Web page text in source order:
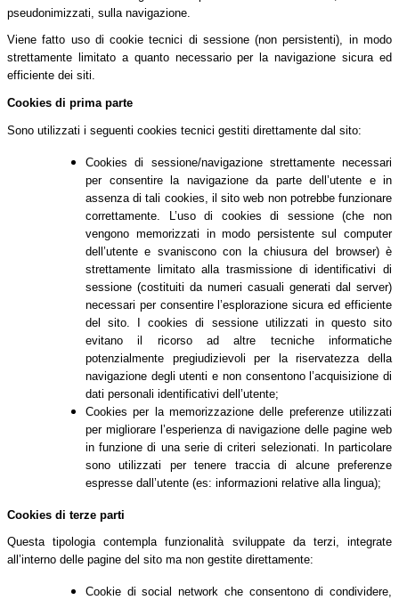
pseudonimizzati, sulla navigazione.
Viene fatto uso di cookie tecnici di sessione (non persistenti), in modo
strettamente limitato a quanto necessario per la navigazione sicura ed
efficiente dei siti.
Cookies di prima parte
Sono utilizzati i seguenti cookies tecnici gestiti direttamente dal sito:
Cookies di sessione/navigazione strettamente necessari
per consentire la navigazione da parte dell’utente e in
assenza di tali cookies, il sito web non potrebbe funzionare
correttamente. L’uso di cookies di sessione (che non
vengono memorizzati in modo persistente sul computer
dell’utente e svaniscono con la chiusura del browser) è
strettamente limitato alla trasmissione di identificativi di
sessione (costituiti da numeri casuali generati dal server)
necessari per consentire l’esplorazione sicura ed efficiente
del sito. I cookies di sessione utilizzati in questo sito
evitano il ricorso ad altre tecniche informatiche
potenzialmente pregiudizievoli per la riservatezza della
navigazione degli utenti e non consentono l’acquisizione di
dati personali identificativi dell’utente;
Cookies per la memorizzazione delle preferenze utilizzati
per migliorare l’esperienza di navigazione delle pagine web
in funzione di una serie di criteri selezionati. In particolare
sono utilizzati per tenere traccia di alcune preferenze
espresse dall’utente (es: informazioni relative alla lingua);
Cookies di terze parti
Questa tipologia contempla funzionalità sviluppate da terzi, integrate
all’interno delle pagine del sito ma non gestite direttamente:
Cookie di social network che consentono di condividere,